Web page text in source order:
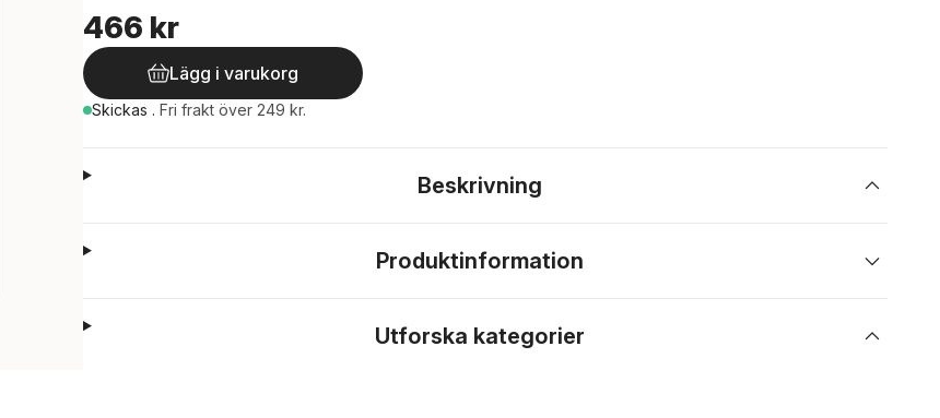
466 kr
Lägg i varukorg
Skickas . Fri frakt över 249 kr.
Beskrivning
Produktinformation
Utforska kategorier